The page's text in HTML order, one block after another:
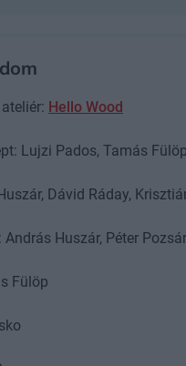
Hello Wood
Lujzi Pados, Tamás Fülöp
Dávid Ráday,
Huszár, Péter Pozsár
Fülöp